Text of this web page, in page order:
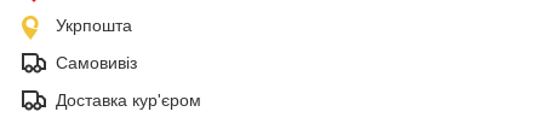
Укрпошта
Самовивіз
Доставка кур'єром